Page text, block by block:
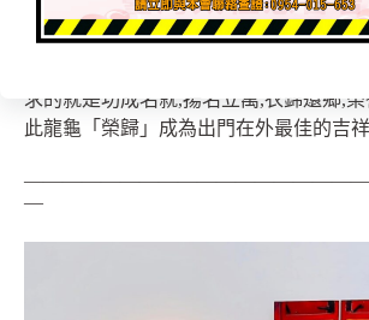
龍龜為龍生九子中的贔屭【音同必細】
下，形似龜好負重，金石碑下龜跌是也,
求的就是功成名就,揚名立萬,衣錦還鄉,
此龍龜「榮歸」成為出門在外最佳的吉
—